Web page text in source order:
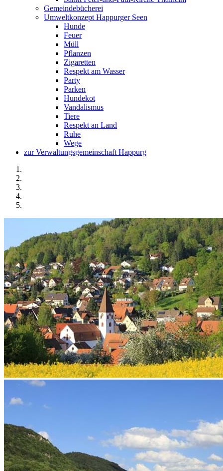
Gemeindebücherei
Umweltkonzept Happurger Seen
Hunde
Feuer
Müll
Pflanzen
Zigaretten
Respekt am Wasser
Party
Parken
Hundekot
Vandalismus
Tiere
Respekt an Land
Ruhe
Wege
zur Verwaltungsgemeinschaft Happurg